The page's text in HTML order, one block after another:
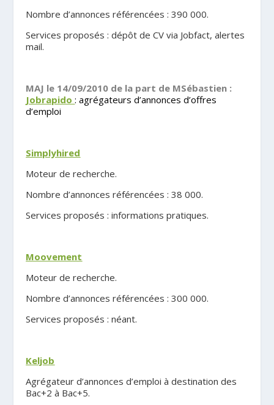
Nombre d’annonces référencées : 390 000.
Services proposés : dépôt de CV via Jobfact, alertes
mail.
MAJ le 14/09/2010 de la part de MSébastien :
Jobrapido: agrégateurs d’annonces d’offres
d’emploi
Simplyhired
Moteur de recherche.
Nombre d’annonces référencées : 38 000.
Services proposés : informations pratiques.
Moovement
Moteur de recherche.
Nombre d’annonces référencées : 300 000.
Services proposés : néant.
Keljob
Agrégateur d’annonces d’emploi à destination des
Bac+2 à Bac+5.